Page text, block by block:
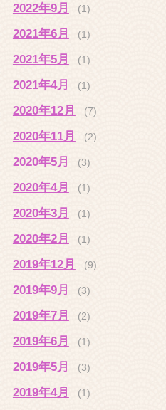
2022年9月 (1)
2021年6月 (1)
2021年5月 (1)
2021年4月 (1)
2020年12月 (7)
2020年11月 (2)
2020年5月 (3)
2020年4月 (1)
2020年3月 (1)
2020年2月 (1)
2019年12月 (9)
2019年9月 (3)
2019年7月 (2)
2019年6月 (1)
2019年5月 (3)
2019年4月 (1)